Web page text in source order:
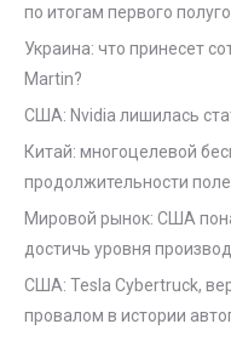
по итогам первого
Украина: что принесет
Martin?
США: Nvidia лишилась
Китай: многоцелевой
продолжительности
Мировой рынок: США
достичь уровня
США: Tesla Cybertruck,
провалом в истории